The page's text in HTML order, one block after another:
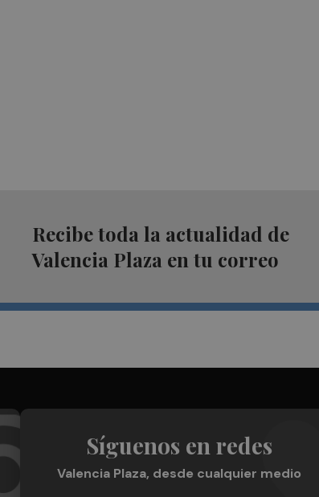
Recibe toda la actualidad de
Valencia Plaza en tu correo
Síguenos en redes
Valencia Plaza, desde cualquier medio